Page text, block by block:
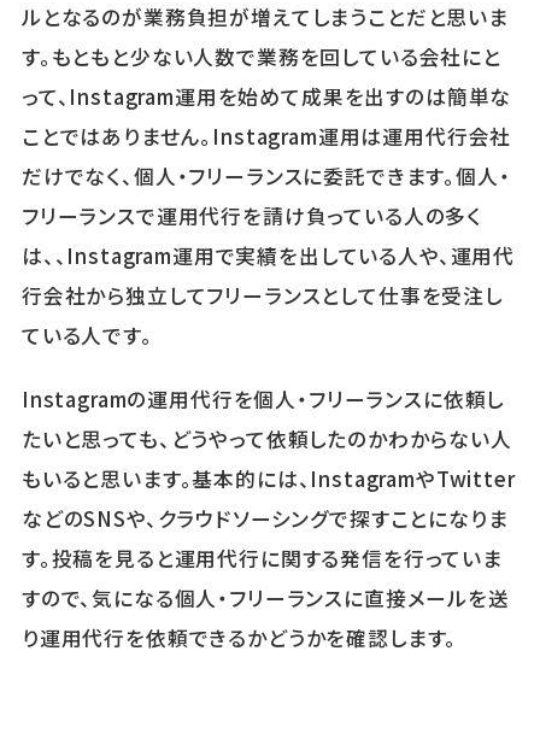
ルとなるのが業務負担が増えてしまうことだと思いま
す。もともと少ない人数で業務を回している会社にと
って、Instagram運用を始めて成果を出すのは簡単な
ことではありません。Instagram運用は運用代行会社
だけでなく、個人・フリーランスに委託できます。個人・
フリーランスで運用代行を請け負っている人の多く
は、、Instagram運用で実績を出している人や、運用代
行会社から独立してフリーランスとして仕事を受注し
ている人です。
Instagramの運用代行を個人・フリーランスに依頼し
たいと思っても、どうやって依頼したのかわからない人
もいると思います。基本的には、InstagramやTwitter
などのSNSや、クラウドソーシングで探すことになりま
す。投稿を見ると運用代行に関する発信を行っていま
すので、気になる個人・フリーランスに直接メールを送
り運用代行を依頼できるかどうかを確認します。